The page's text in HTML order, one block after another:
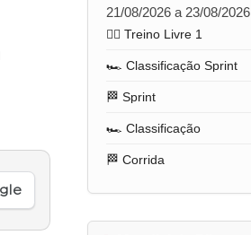
21/08/2026 a 23/08/2026
🏋️‍♂️ Treino Livre 1
🏎️ Classificação Sprint
🏁 Sprint
🏎️ Classificação
🏁 Corrida